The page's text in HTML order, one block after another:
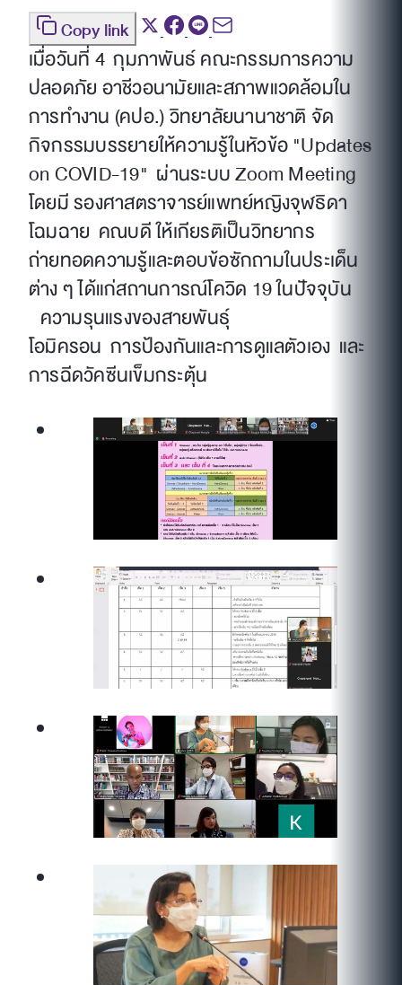
Copy link
เมื่อวันที่ 4 กุมภาพันธ์ คณะกรรมการความ
ปลอดภัย อาชีวอนามัยและสภาพแวดล้อมใน
การทำงาน (คปอ.) วิทยาลัยนานาชาติ จัด
กิจกรรมบรรยายให้ความรู้ในหัวข้อ "Updates
on COVID-19" ผ่านระบบ Zoom Meeting
โดยมี รองศาสตราจารย์แพทย์หญิงจุฬธิดา
โฉมฉาย คณบดี ให้เกียรติเป็นวิทยากร
ถ่ายทอดความรู้และตอบข้อซักถามในประเด็น
ต่าง ๆ ได้แก่สถานการณ์โควิด 19 ในปัจจุบัน
ความรุนแรงของสายพันธุ์
โอมิครอน การป้องกันและการดูแลตัวเอง และ
การฉีดวัคซีนเข็มกระตุ้น